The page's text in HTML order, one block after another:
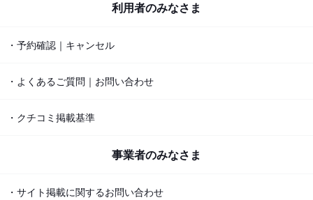
利用者のみなさま
・予約確認｜キャンセル
・よくあるご質問｜お問い合わせ
・クチコミ掲載基準
事業者のみなさま
・サイト掲載に関するお問い合わせ